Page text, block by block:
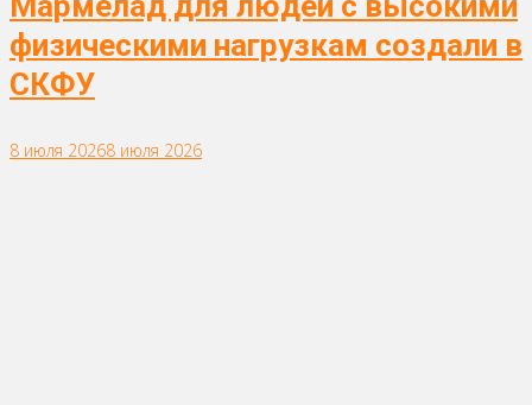
физическими нагрузкам создали в
СКФУ
8 июля 20268 июля 2026